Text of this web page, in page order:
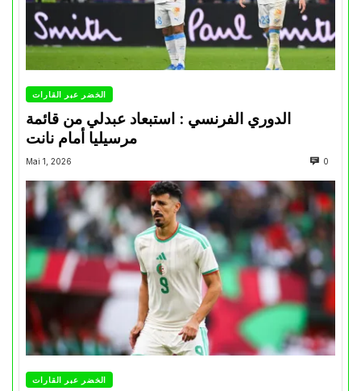
الخضر عبر القارات
الدوري الفرنسي : استبعاد عبدلي من قائمة
مرسيليا أمام نانت
Mai 1, 2026 0
الخضر عبر القارات